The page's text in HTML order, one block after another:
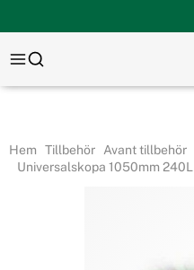
Hem Tillbehör Avant tillbehör
Universalskopa 1050mm 240L